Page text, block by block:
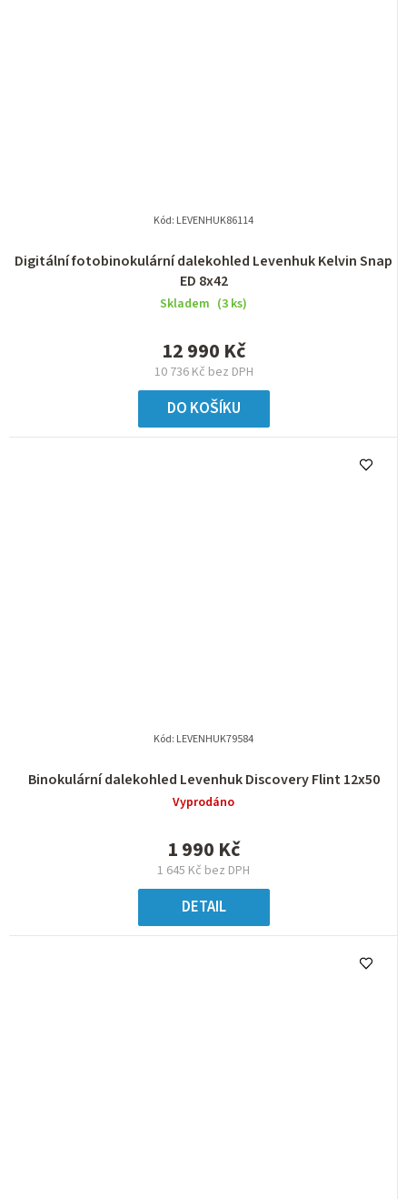
Digitální fotobinokulární dalekohled Levenhuk Kelvin Snap
ED 8x42
Skladem (3 ks)
10 736 Kč bez DPH
12 990 Kč
DO KOŠÍKU
Kód: LEVENHUK86114
Binokulární dalekohled Levenhuk Discovery Flint 12x50
Vyprodáno
1 645 Kč bez DPH
1 990 Kč
DETAIL
Kód: LEVENHUK79584